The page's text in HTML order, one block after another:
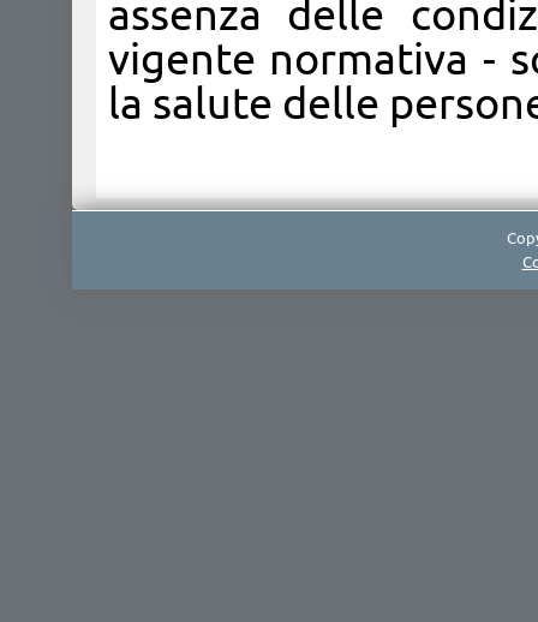
assenza delle
vigente normativa -
la salute delle